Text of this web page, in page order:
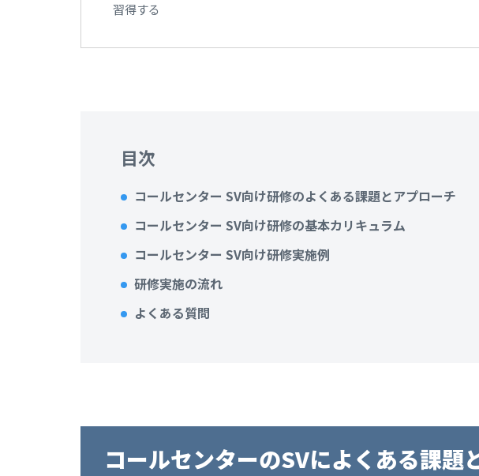
習得する
目次
コールセンター SV向け研修のよくある課題とアプローチ
コールセンター SV向け研修の基本カリキュラム
コールセンター SV向け研修実施例
研修実施の流れ
よくある質問
コールセンターのSVによくある課題